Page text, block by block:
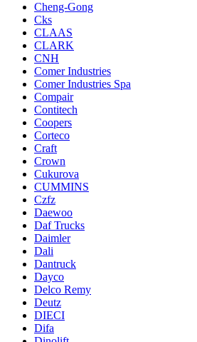
Cheng-Gong
Cks
CLAAS
CLARK
CNH
Comer Industries
Comer Industries Spa
Compair
Contitech
Coopers
Corteco
Craft
Crown
Cukurova
CUMMINS
Czfz
Daewoo
Daf Trucks
Daimler
Dali
Dantruck
Dayco
Delco Remy
Deutz
DIECI
Difa